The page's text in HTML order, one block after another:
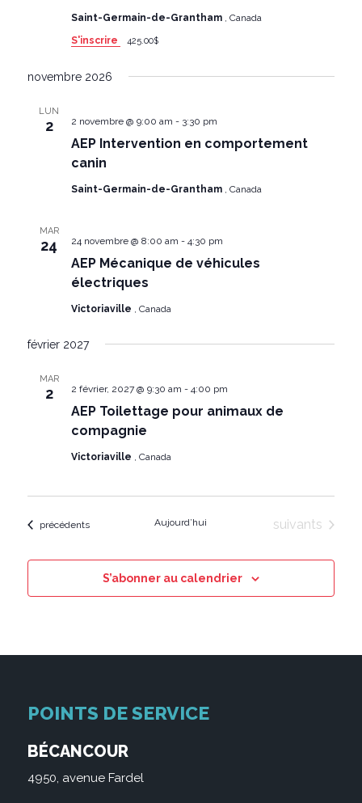
Saint-Germain-de-Grantham , Canada
S'inscrire
425.00$
novembre 2026
LUN
2
AEP Intervention en comportement
canin
2 novembre @ 9:00 am - 3:30 pm
Saint-Germain-de-Grantham , Canada
MAR
24
AEP Mécanique de véhicules
électriques
24 novembre @ 8:00 am - 4:30 pm
Victoriaville , Canada
février 2027
MAR
2
AEP Toilettage pour animaux de
compagnie
2 février, 2027 @ 9:30 am - 4:00 pm
Victoriaville , Canada
Évènements
précédents Aujourd’hui Évènements
suivants
S’abonner au calendrier
POINTS DE SERVICE
BÉCANCOUR
4950, avenue Fardel